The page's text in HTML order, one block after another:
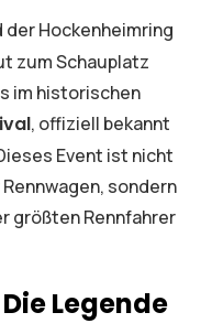
der Hockenheimring
zum Schauplatz
im historischen
, offiziell bekannt
Event ist nicht
sondern
größten Rennfahrer
Legende